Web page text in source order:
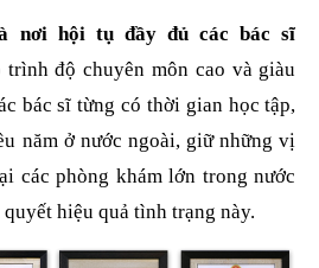
nơi hội tụ đầy đủ các bác sĩ
độ chuyên môn cao và giàu
bác sĩ từng có thời gian học tập,
năm ở nước ngoài, giữ những vị
các phòng khám lớn trong nước
hiệu quả tình trạng này.